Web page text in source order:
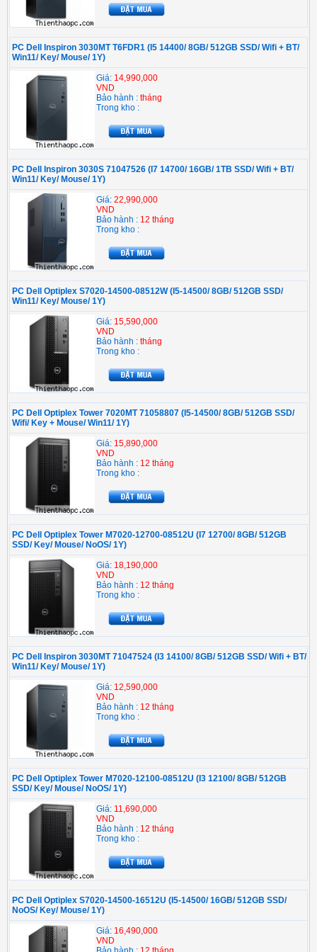
PC Dell Inspiron 3030MT T6FDR1 (I5 14400/ 8GB/ 512GB SSD/ Wifi + BT/
Win11/ Key/ Mouse/ 1Y)
Giá: 14,990,000
VND
Bảo hành : tháng
Trong kho :
PC Dell Inspiron 3030S 71047526 (I7 14700/ 16GB/ 1TB SSD/ Wifi + BT/
Win11/ Key/ Mouse/ 1Y)
Giá: 22,990,000
VND
Bảo hành : 12 tháng
Trong kho :
PC Dell Optiplex S7020-14500-08512W (I5-14500/ 8GB/ 512GB SSD/
Win11/ Key/ Mouse/ 1Y)
Giá: 15,590,000
VND
Bảo hành : tháng
Trong kho :
PC Dell Optiplex Tower 7020MT 71058807 (I5-14500/ 8GB/ 512GB SSD/
Wifi/ Key + Mouse/ Win11/ 1Y)
Giá: 15,890,000
VND
Bảo hành : 12 tháng
Trong kho :
PC Dell Optiplex Tower M7020-12700-08512U (I7 12700/ 8GB/ 512GB
SSD/ Key/ Mouse/ NoOS/ 1Y)
Giá: 18,190,000
VND
Bảo hành : 12 tháng
Trong kho :
PC Dell Inspiron 3030MT 71047524 (I3 14100/ 8GB/ 512GB SSD/ Wifi + BT/
Win11/ Key/ Mouse/ 1Y)
Giá: 12,590,000
VND
Bảo hành : 12 tháng
Trong kho :
PC Dell Optiplex Tower M7020-12100-08512U (I3 12100/ 8GB/ 512GB
SSD/ Key/ Mouse/ NoOS/ 1Y)
Giá: 11,690,000
VND
Bảo hành : 12 tháng
Trong kho :
PC Dell Optiplex S7020-14500-16512U (I5-14500/ 16GB/ 512GB SSD/
NoOS/ Key/ Mouse/ 1Y)
Giá: 16,490,000
VND